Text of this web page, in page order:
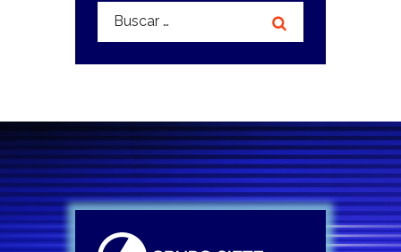
Buscar: